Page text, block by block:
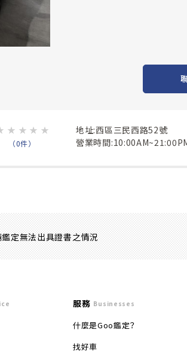
★ ★ ★ ★
（0件）
地址:西區三民西路52號
營業時間
鑑定無法出具證書之情況
服務 Businesses
什麼是Goo鑑定？
找好車